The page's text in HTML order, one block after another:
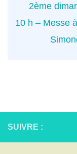
2ème
10 h – Messe
SUIVRE :